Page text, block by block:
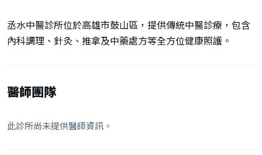
丞水中醫診所位於高雄市鼓山區，提供傳統中醫診療，包含
內科調理、針灸、推拿及中藥處方等全方位健康照護。
醫師團隊
此診所尚未提供醫師資訊。